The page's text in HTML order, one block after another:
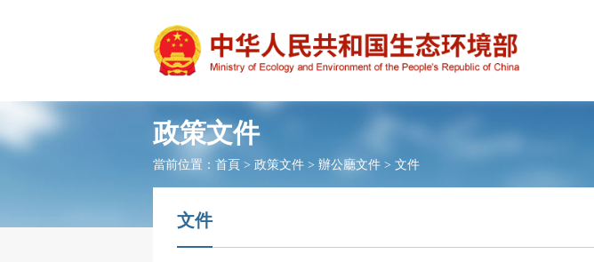
政策文件
當前位置： 首頁 > 政策文件 > 辦公廳文件 > 文件
文件